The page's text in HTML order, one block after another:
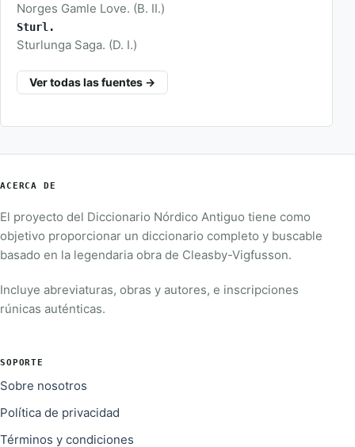
Norges Gamle Love. (B. II.)
Sturl.
Sturlunga Saga. (D. I.)
Ver todas las fuentes →
ACERCA DE
El proyecto del Diccionario Nórdico Antiguo tiene como
objetivo proporcionar un diccionario completo y buscable
basado en la legendaria obra de Cleasby-Vigfusson.
Incluye abreviaturas, obras y autores, e inscripciones
rúnicas auténticas.
SOPORTE
Sobre nosotros
Política de privacidad
Términos y condiciones